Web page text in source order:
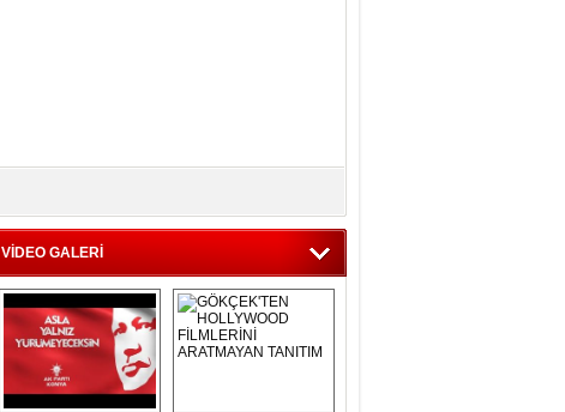
VİDEO GALERİ